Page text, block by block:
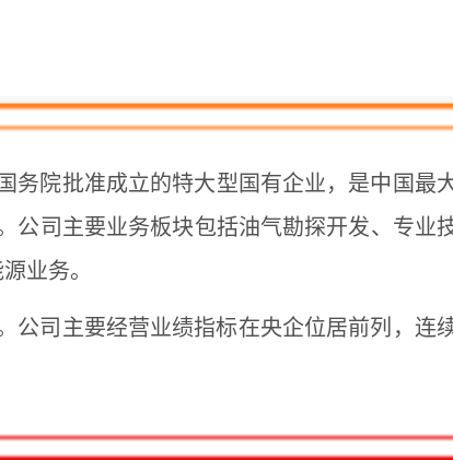
务院批准成立的特大型国有企业，是中国最
公司主要业务板块包括油气勘探开发、专业
业务。
公司主要经营业绩指标在央企位居前列，连